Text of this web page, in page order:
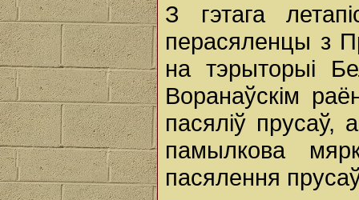
З гэтага
перасяленцы з
на тэрыторыі
Воранаўскім
пасяліў прусаў,
памылкова
пасялення